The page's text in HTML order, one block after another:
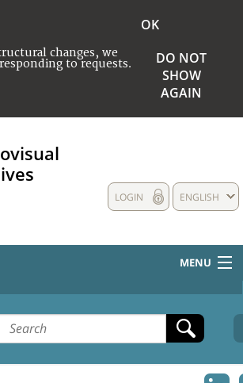
changes, we
to requests.
OK
DO NOT
SHOW
AGAIN
ENGLISH
LOGIN
MENU